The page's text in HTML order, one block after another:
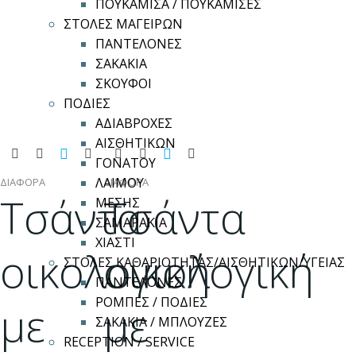
ΠΟΥΚΑΜΙΣΑ / ΠΟΥΚΑΜΙΣΕΣ
ΣΤΟΛΕΣ ΜΑΓΕΙΡΩΝ
ΠΑΝΤΕΛΟΝΕΣ
ΣΑΚΑΚΙΑ
ΣΚΟΥΦΟΙ
ΠΟΔΙΕΣ
ΑΔΙΑΒΡΟΧΕΣ
ΑΙΣΘΗΤΙΚΩΝ
ΓΟΝΑΤΟΥ
ΛΑΙΜΟΥ
ΜΕΣΗΣ
ΣΑΜΑΡΑΚΙΑ
ΧΙΑΣΤΙ
ΣΤΟΛΕΣ ΚΑΘΑΡΙΟΤΗΤΑΣ/ΑΙΣΘΗΤΙΚΩΝ/ΥΓΕΙΑΣ
ΠΑΝΤΕΛΟΝΕΣ
ΡΟΜΠΕΣ / ΠΟΔΙΕΣ
ΣΑΚΑΚΙΑ / ΜΠΛΟΥΖΕΣ
RECEPTION / SERVICE
ΔΙΑΦΟΡΑ
Τσάντα
οικολογική
με
ΔΙΑΦΟΡΑ
Τσάντα
οικολογική
με